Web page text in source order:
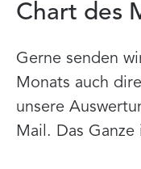
Chart des
Gerne senden
Monats auch
unsere
Mail. Das